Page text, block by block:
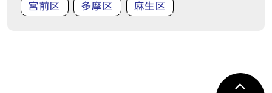
宮前区 多摩区 麻生区